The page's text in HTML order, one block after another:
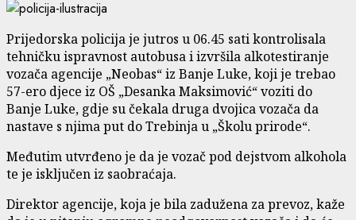
Prijedorska policija je jutros u 06.45 sati kontrolisala
tehničku ispravnost autobusa i izvršila alkotestiranje
vozača agencije „Neobas“ iz Banje Luke, koji je trebao
57-ero djece iz OŠ „Desanka Maksimović“ voziti do
Banje Luke, gdje su čekala druga dvojica vozača da
nastave s njima put do Trebinja u „Školu prirode“.
Međutim utvrđeno je da je vozač pod dejstvom alkohola
te je isključen iz saobraćaja.
Direktor agencije, koja je bila zadužena za prevoz, kaže